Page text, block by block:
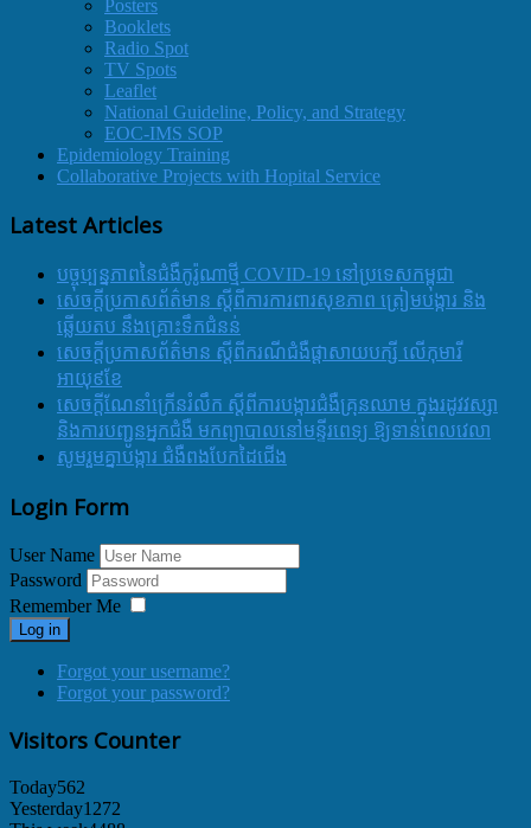
Posters
Booklets
Radio Spot
TV Spots
Leaflet
National Guideline, Policy, and Strategy
EOC-IMS SOP
Epidemiology Training
Collaborative Projects with Hopital Service
Latest Articles
បច្ចុប្បន្នភាពនៃជំងឺកូរ៉ូណាថ្មី COVID-19 នៅប្រទេសកម្ពុជា
សេចក្តីប្រកាសព័ត៌មាន ស្តីពីការការពារសុខភាព ត្រៀមបង្ការ និង
ឆ្លើយតប នឹងគ្រោះទឹកជំនន់
សេចក្តីប្រកាសព័ត៌មាន ស្តីពីករណីជំងឺផ្តាសាយបក្សី លើកុមារី
អាយុ៩ខែ
សេចក្ដីណែនាំក្រើនរំលឹក ស្ដីពីការបង្ការជំងឺគ្រុនឈាម ក្នុងរដូវវស្សា
និងការបញ្ជូនអ្នកជំងឺ មកព្យាបាលនៅមន្ទីរពេទ្យ ឱ្យទាន់ពេលវេលា
សូមរួមគ្នាបង្ការ ជំងឺពងបែកដៃជើង
Login Form
User Name
Password
Remember Me
Log in
Forgot your username?
Forgot your password?
Visitors Counter
Today562
Yesterday1272